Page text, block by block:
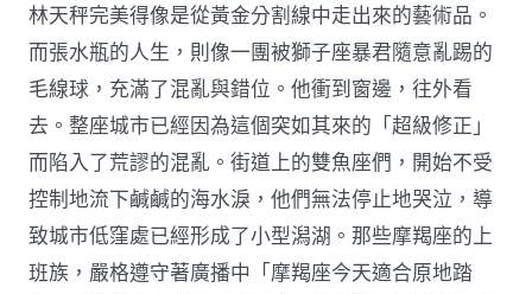
林天秤完美得像是從黃金分割線中走出來的藝術品。
而張水瓶的人生，則像一團被獅子座暴君隨意亂踢的
毛線球，充滿了混亂與錯位。他衝到窗邊，往外看
去。整座城市已經因為這個突如其來的「超級修正」
而陷入了荒謬的混亂。街道上的雙魚座們，開始不受
控制地流下鹹鹹的海水淚，他們無法停止地哭泣，導
致城市低窪處已經形成了小型潟湖。那些摩羯座的上
班族，嚴格遵守著廣播中「摩羯座今天適合原地踏